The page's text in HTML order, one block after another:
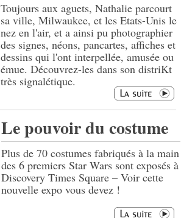
Toujours aux aguets, Nathalie parcourt
sa ville, Milwaukee, et les Etats-Unis le
nez en l'air, et a ainsi pu photographier
des signes, néons, pancartes, affiches et
dessins qui l'ont interpellée, amusée ou
émue. Découvrez-les dans son distriKt
très signalétique.
Le pouvoir du costume
Plus de 70 costumes fabriqués à la main
des 6 premiers Star Wars sont exposés à
Discovery Times Square – Voir cette
nouvelle expo vous devez !